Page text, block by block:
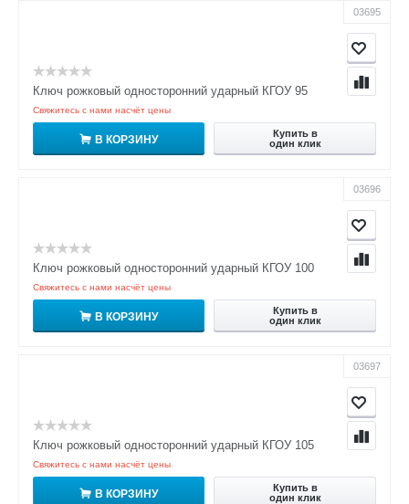
03695
Ключ рожковый односторонний ударный КГОУ 95
Свяжитесь с нами насчёт цены
В КОРЗИНУ
Купить в
один клик
03696
Ключ рожковый односторонний ударный КГОУ 100
Свяжитесь с нами насчёт цены
В КОРЗИНУ
Купить в
один клик
03697
Ключ рожковый односторонний ударный КГОУ 105
Свяжитесь с нами насчёт цены
В КОРЗИНУ
Купить в
один клик